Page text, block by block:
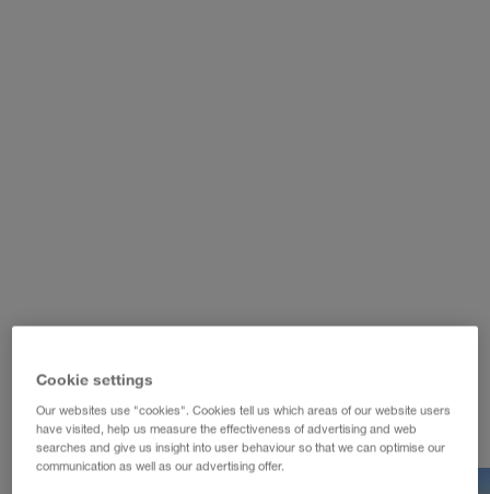
Cookie settings
Our websites use "cookies". Cookies tell us which areas of our website users
have visited, help us measure the effectiveness of advertising and web
searches and give us insight into user behaviour so that we can optimise our
communication as well as our advertising offer.